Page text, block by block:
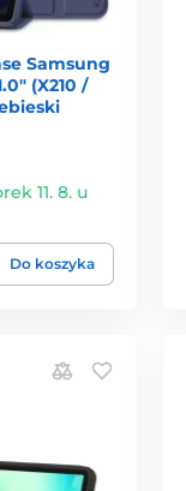
Samsung
(X210 /
11. 8. u
Do koszyka